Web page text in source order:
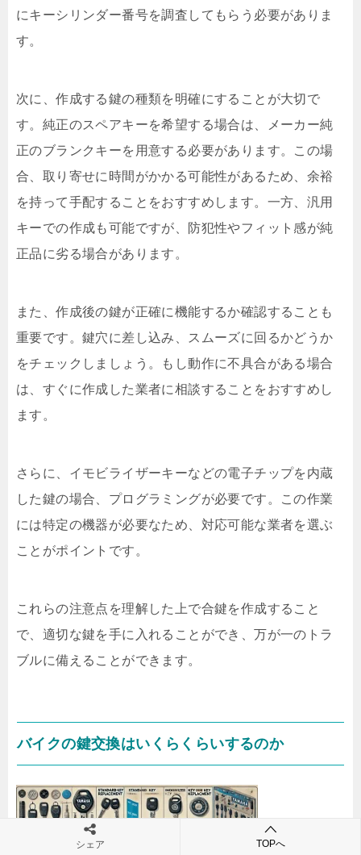
にキーシリンダー番号を調査してもらう必要がありま
す。
次に、作成する鍵の種類を明確にすることが大切で
す。純正のスペアキーを希望する場合は、メーカー純
正のブランクキーを用意する必要があります。この場
合、取り寄せに時間がかかる可能性があるため、余裕
を持って手配することをおすすめします。一方、汎用
キーでの作成も可能ですが、防犯性やフィット感が純
正品に劣る場合があります。
また、作成後の鍵が正確に機能するか確認することも
重要です。鍵穴に差し込み、スムーズに回るかどうか
をチェックしましょう。もし動作に不具合がある場合
は、すぐに作成した業者に相談することをおすすめし
ます。
さらに、イモビライザーキーなどの電子チップを内蔵
した鍵の場合、プログラミングが必要です。この作業
には特定の機器が必要なため、対応可能な業者を選ぶ
ことがポイントです。
これらの注意点を理解した上で合鍵を作成すること
で、適切な鍵を手に入れることができ、万が一のトラ
ブルに備えることができます。
バイクの鍵交換はいくらくらいするのか
シェア TOPへ